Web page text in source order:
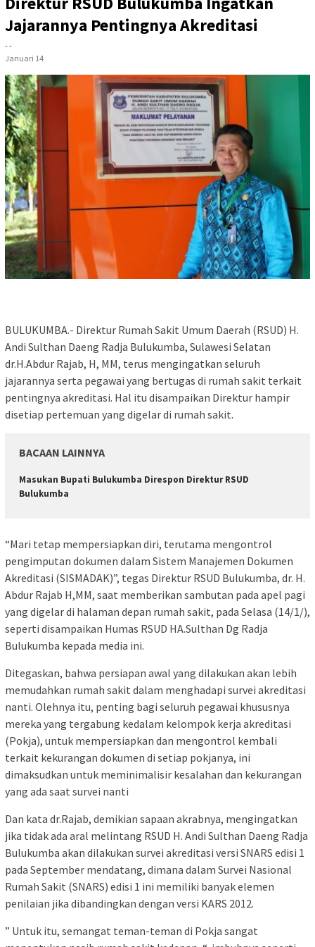
Jajarannya Pentingnya Akreditasi
- -
Januari 14
BULUKUMBA.- Direktur Rumah Sakit Umum Daerah (RSUD) H.
Andi Sulthan Daeng Radja Bulukumba, Sulawesi Selatan
dr.H.Abdur Rajab, H, MM, terus mengingatkan seluruh
jajarannya serta pegawai yang bertugas di rumah sakit terkait
pentingnya akreditasi. Hal itu disampaikan Direktur hampir
disetiap pertemuan yang digelar di rumah sakit.
BACAAN LAINNYA
Masukan Bupati Bulukumba Direspon Direktur RSUD
Bulukumba
“Mari tetap mempersiapkan diri, terutama mengontrol
pengimputan dokumen dalam Sistem Manajemen Dokumen
Akreditasi (SISMADAK)”, tegas Direktur RSUD Bulukumba, dr. H.
Abdur Rajab H,MM, saat memberikan sambutan pada apel pagi
yang digelar di halaman depan rumah sakit, pada Selasa (14/1/),
seperti disampaikan Humas RSUD HA.Sulthan Dg Radja
Bulukumba kepada media ini.
Ditegaskan, bahwa persiapan awal yang dilakukan akan lebih
memudahkan rumah sakit dalam menghadapi survei akreditasi
nanti. Olehnya itu, penting bagi seluruh pegawai khususnya
mereka yang tergabung kedalam kelompok kerja akreditasi
(Pokja), untuk mempersiapkan dan mengontrol kembali
terkait kekurangan dokumen di setiap pokjanya, ini
dimaksudkan untuk meminimalisir kesalahan dan kekurangan
yang ada saat survei nanti
Dan kata dr.Rajab, demikian sapaan akrabnya, mengingatkan
jika tidak ada aral melintang RSUD H. Andi Sulthan Daeng Radja
Bulukumba akan dilakukan survei akreditasi versi SNARS edisi 1
pada September mendatang, dimana dalam Survei Nasional
Rumah Sakit (SNARS) edisi 1 ini memiliki banyak elemen
penilaian jika dibandingkan dengan versi KARS 2012.
” Untuk itu, semangat teman-teman di Pokja sangat